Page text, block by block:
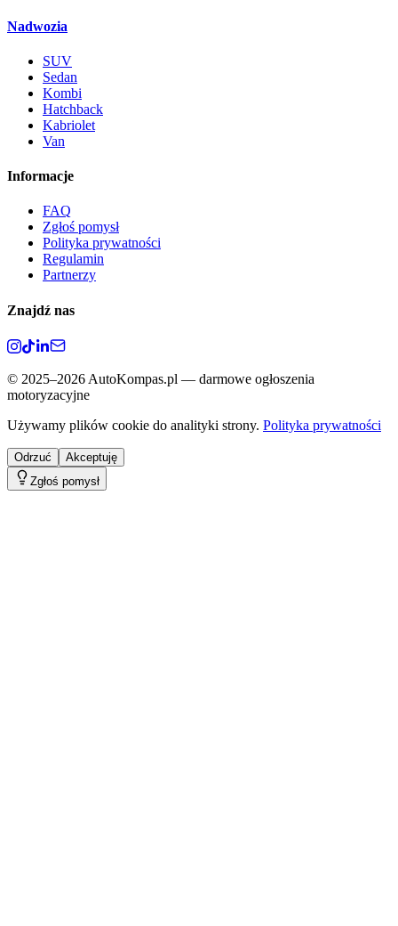
Nadwozia
SUV
Sedan
Kombi
Hatchback
Kabriolet
Van
Informacje
FAQ
Zgłoś pomysł
Polityka prywatności
Regulamin
Partnerzy
Znajdź nas
© 2025–2026 AutoKompas.pl — darmowe ogłoszenia
motoryzacyjne
Używamy plików cookie do analityki strony. Polityka prywatności
Odrzuć
Akceptuję
Zgłoś pomysł